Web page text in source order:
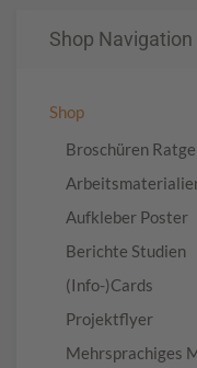
Shop Navigation
Shop
Broschüren
Aufkleber Poster
Berichte Studien
(Info-)Cards
Projektflyer
Mehrsprachiges